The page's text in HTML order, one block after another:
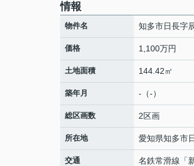
情報
物件名 知多市日長
価格 1,100万円
土地面積 144.42㎡
築年月 -（-）
総区画数 2区画
所在地 愛知県知多市
交通 名鉄常滑線 「